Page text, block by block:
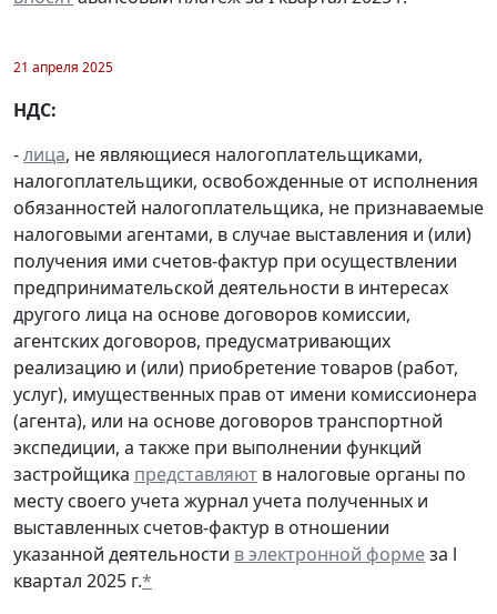
21 апреля 2025
НДС:
-лица, не являющиеся налогоплательщиками,
налогоплательщики, освобожденные от исполнения
обязанностей налогоплательщика, не признаваемые
налоговыми агентами, в случае выставления и (или)
получения ими счетов-фактур при осуществлении
предпринимательской деятельности в интересах
другого лица на основе договоров комиссии,
агентских договоров, предусматривающих
реализацию и (или) приобретение товаров (работ,
услуг), имущественных прав от имени комиссионера
(агента), или на основе договоров транспортной
экспедиции, а также при выполнении функций
застройщика представляют в налоговые органы по
месту своего учета журнал учета полученных и
выставленных счетов-фактур в отношении
указанной деятельности в электронной формеза l
квартал 2025 г.*